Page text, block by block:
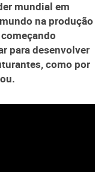
mundial em
na produção
para desenvolver
como por